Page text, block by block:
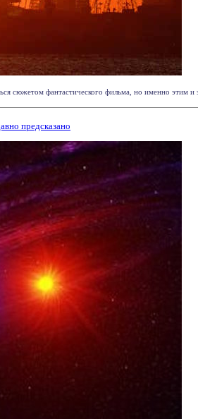
сюжетом фантастического фильма, но именно этим и
предсказано